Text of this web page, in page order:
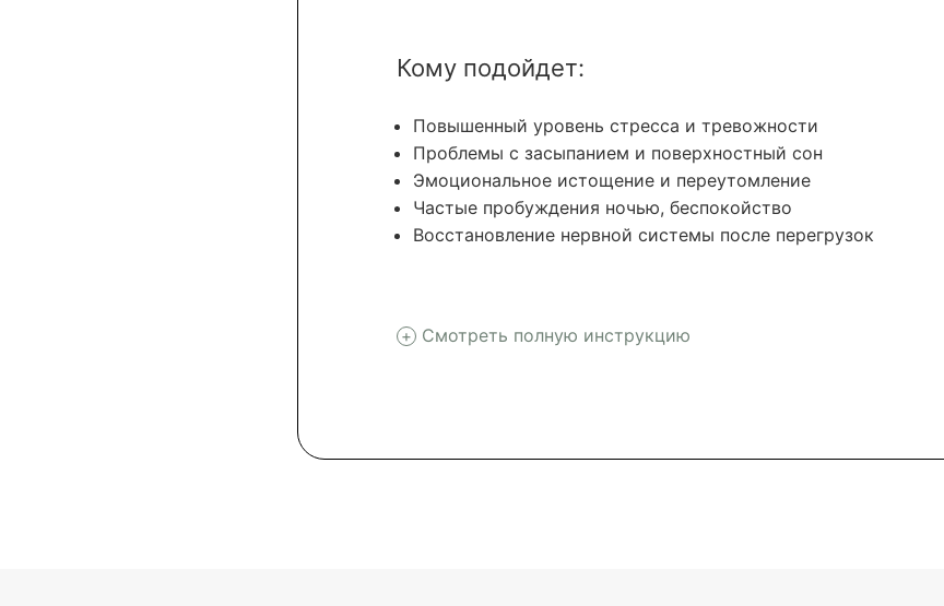
Кому подойдет:
Повышенный уровень стресса и тревожности
Проблемы с засыпанием и поверхностный сон
Эмоциональное истощение и переутомление
Частые пробуждения ночью, беспокойство
Восстановление нервной системы после перегрузок
Смотреть полную инструкцию